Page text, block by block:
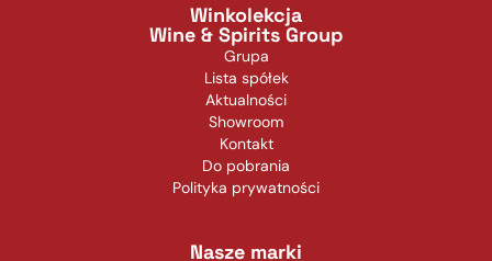
Winkolekcja
Wine & Spirits Group
Grupa
Lista spółek
Aktualności
Showroom
Kontakt
Do pobrania
Polityka prywatności
Nasze marki